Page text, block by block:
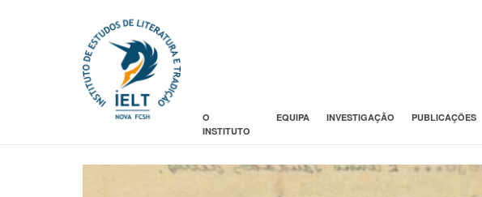
O
INSTITUTO
EQUIPA INVESTIGAÇÃO PUBLICAÇÕES